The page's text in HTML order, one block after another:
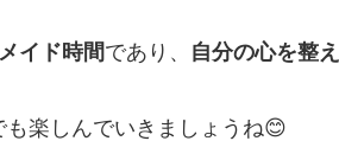
イド時間であり、 自分の心を整
楽しんでいきましょうね😊